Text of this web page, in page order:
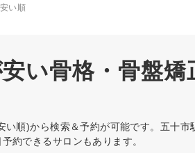
い順
い骨格・骨盤
い順)から検索＆予約が可能です。五十
約できるサロンもあります。